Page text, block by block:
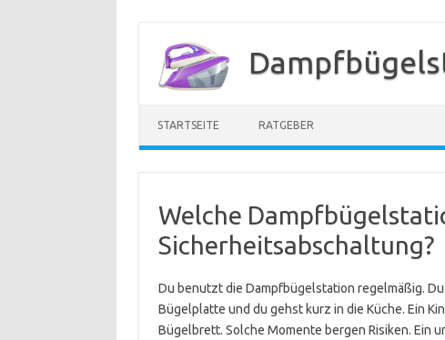
springen
STARTSEITE RATGEBER
Welche
Sicherheitsabschaltung?
Du benutzt die Dampfbügelstation regelmäßig.
Bügelplatte und du gehst kurz in die Küche. Ein
Bügelbrett. Solche Momente bergen Risiken. Ein